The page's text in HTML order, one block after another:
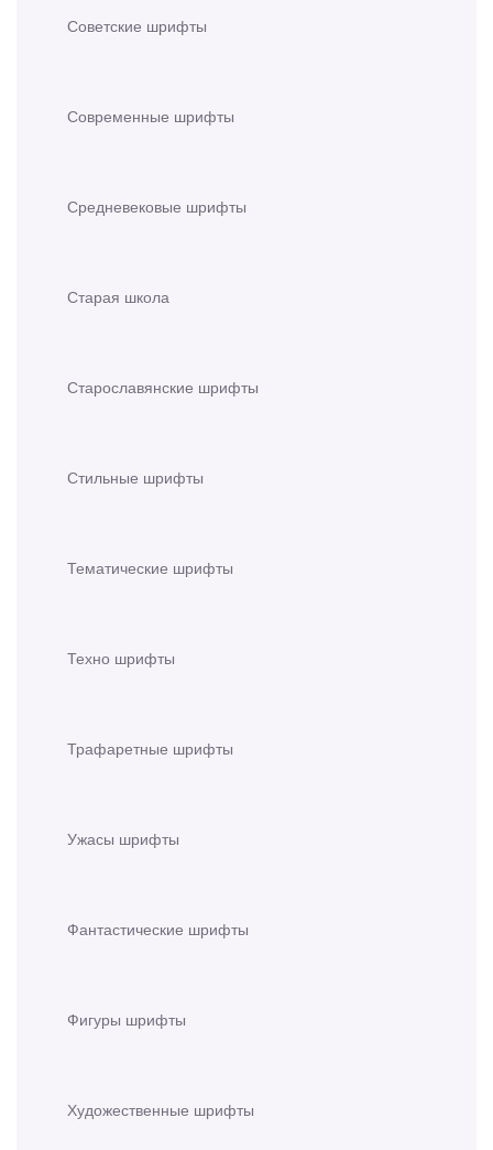
Советские шрифты
Современные шрифты
Средневековые шрифты
Старая школа
Старославянские шрифты
Стильные шрифты
Тематические шрифты
Техно шрифты
Трафаретные шрифты
Ужасы шрифты
Фантастические шрифты
Фигуры шрифты
Художественные шрифты